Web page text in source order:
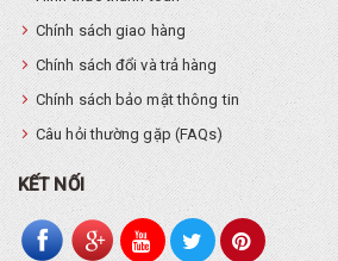
Chính sách giao hàng
Chính sách đổi và trả hàng
Chính sách bảo mật thông tin
Câu hỏi thường gặp (FAQs)
KẾT NỐI